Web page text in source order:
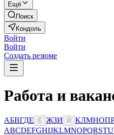
Ещё
Поиск
Кондоль
Войти
Войти
Создать резюме
Работа и
АБВГДЕ Ё ЖЗИ Й КЛМНОП
ABCDEFGHIJKLMNOPQRSTU